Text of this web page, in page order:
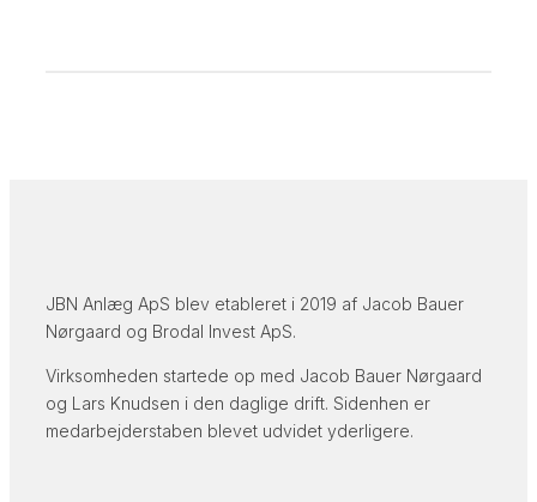
JBN Anlæg ApS blev etableret i 2019 af Jacob Bauer
Nørgaard og Brodal Invest ApS.
Virksomheden startede op med Jacob Bauer Nørgaard
og Lars Knudsen i den daglige drift. Sidenhen er
medarbejderstaben blevet udvidet yderligere.